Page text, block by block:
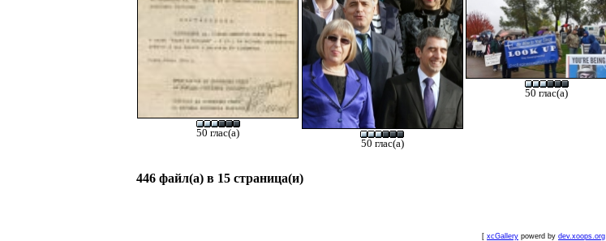
50 глас(а)
50 глас(а)
50 глас(а)
446 файл(а) в 15 страница(и)
[ xcGallery powerd by dev.xoops.org